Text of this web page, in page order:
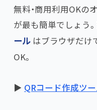
無料・商用利用OKの
が最も簡単でしょう
ール はブラウザだけ
OK。
▶ QRコード作成ツ